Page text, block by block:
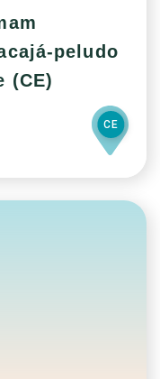
peludo
(CE)
CE